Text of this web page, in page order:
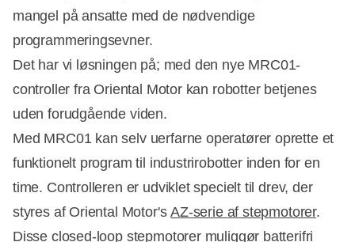
mangel på ansatte med de nødvendige
programmeringsevner.
Det har vi løsningen på; med den nye MRC01-
controller fra Oriental Motor kan robotter betjenes
uden forudgående viden.
Med MRC01 kan selv uerfarne operatører oprette et
funktionelt program til industrirobotter inden for en
time. Controlleren er udviklet specielt til drev, der
styres af Oriental Motor'sAZ-serie af stepmotorer.
Disse closed-loop stepmotorer muliggør batterifri